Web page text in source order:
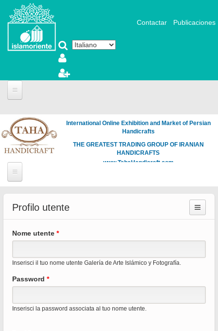
Salta al contenuto principale
Contactar Publicaciones
International Online Exhibition and Market of Persian
Handicrafts
THE GREATEST TRADING GROUP OF IRANIAN
HANDICRAFTS
www.TahaHandicraft.com
Profilo utente
Nome utente *
Inserisci il tuo nome utente Galería de Arte Islámico y Fotografía.
Password *
Inserisci la password associata al tuo nome utente.